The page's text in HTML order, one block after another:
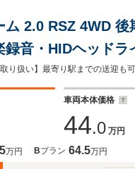
ム 2.0 RSZ 4WD
録音・HIDヘッド
・革巻きハンドル
車両本体価格
44.0 万円
万円 Bプラン 64.5万円